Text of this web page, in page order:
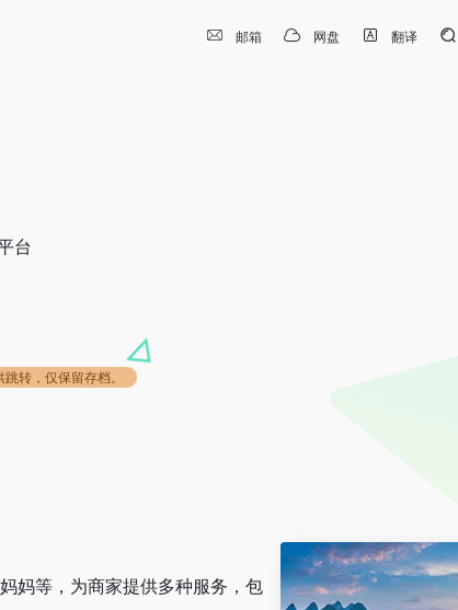
邮箱 网盘 翻译
台
转，仅保留存档。
妈等，为商家提供多种服务，包